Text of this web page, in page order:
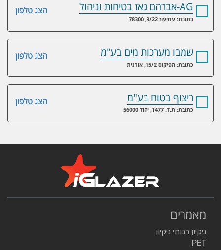
הצג טלפון AG-אברהם גאז בטיחות וניהול
כתובת: עמיעוז 9/22, 78300
הצג טלפון שמבו מערכות מים בע"מ
כתובת: הפיקוס 15/2, אורנית
הצג טלפון ריצוף בטוח בע"מ
כתובת: ת.ד. 1477, יהוד 56000
מאמרים
ניקיון רבותי ניקיון
PET